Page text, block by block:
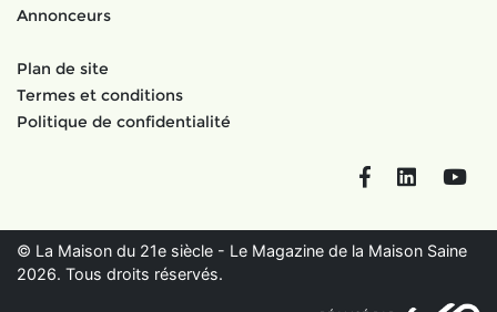
Annonceurs
Plan de site
Termes et conditions
Politique de confidentialité
FacebookLinkedIn
© La Maison du 21e siècle - Le Magazine de la Maison Saine
2026. Tous droits réservés.